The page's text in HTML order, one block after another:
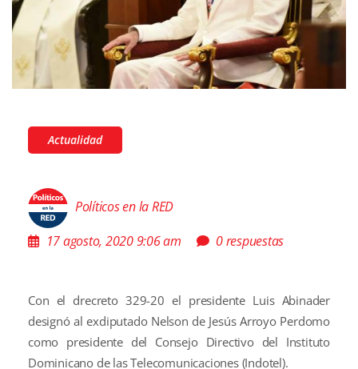
Actualidad
Políticos en la RED
17 agosto, 2020 9:06 am
0 respuestas
Con el drecreto 329-20 el presidente Luis Abinader
designó al exdiputado Nelson de Jesús Arroyo Perdomo
como presidente del Consejo Directivo del Instituto
Dominicano de las Telecomunicaciones (Indotel).